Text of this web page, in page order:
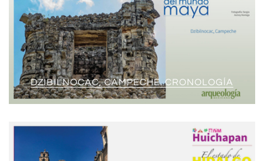
DZIBILNOCAC, CAMPECHE. CRONOLOGÍA